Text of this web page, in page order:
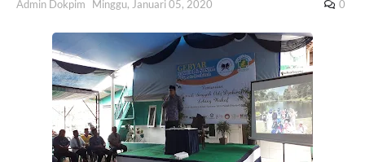
Admin Dokpim Minggu, Januari 05, 2020 0